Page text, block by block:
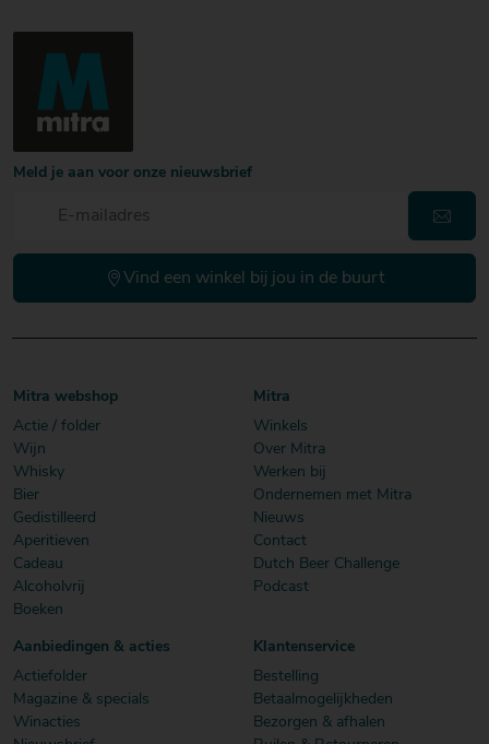
Meld je aan voor onze nieuwsbrief
Vind een winkel bij jou in de buurt
Mitra webshop
Actie / folder
Wijn
Whisky
Bier
Gedistilleerd
Aperitieven
Cadeau
Alcoholvrij
Boeken
Mitra
Winkels
Over Mitra
Werken bij
Ondernemen met Mitra
Nieuws
Contact
Dutch Beer Challenge
Podcast
Aanbiedingen & acties
Actiefolder
Magazine & specials
Winacties
Klantenservice
Bestelling
Betaalmogelijkheden
Bezorgen & afhalen